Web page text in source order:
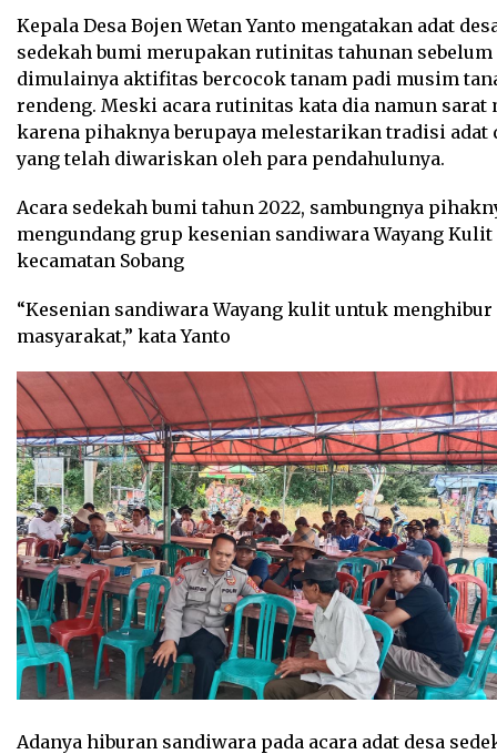
Kepala Desa Bojen Wetan Yanto mengatakan adat
sedekah bumi merupakan rutinitas tahunan sebelum
dimulainya aktifitas bercocok tanam padi musim
rendeng. Meski acara rutinitas kata dia namun sarat
karena pihaknya berupaya melestarikan tradisi adat
yang telah diwariskan oleh para pendahulunya.
Acara sedekah bumi tahun 2022, sambungnya
mengundang grup kesenian sandiwara Wayang
kecamatan Sobang
“Kesenian sandiwara Wayang kulit untuk menghibur
masyarakat,” kata Yanto
Adanya hiburan sandiwara pada acara adat desa